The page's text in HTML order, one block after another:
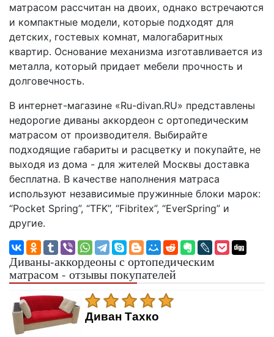
матрасом рассчитан на двоих, однако встречаются
и компактные модели, которые подходят для
детских, гостевых комнат, малогабаритных
квартир. Основание механизма изготавливается из
металла, который придает мебели прочность и
долговечность.
В интернет-магазине «Ru-divan.RU» представлены
недорогие диваны аккордеон с ортопедическим
матрасом от производителя. Выбирайте
подходящие габариты и расцветку и покупайте, не
выходя из дома - для жителей Москвы доставка
бесплатна. В качестве наполнения матраса
используют независимые пружинные блоки марок:
“Pocket Spring”, “TFK”, “Fibritex”, “EverSpring” и
другие.
Диваны-аккордеоны с ортопедическим
матрасом - отзывы покупателей
Диван Тахко